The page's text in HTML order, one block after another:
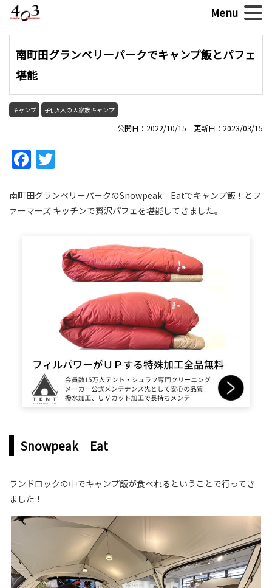
南町田グランベリーパークでキャンプ飯とパフェ
堪能
キャンプ 子供5人の大家族キャンプ
公開日：2022/10/15 更新日：2023/03/15
Facebook
南町田グランベリーパークのSnowpeak Eatでキャンプ飯！とフ
ァーマーズ キッチンで贅沢パフェを堪能してきました。
Snowpeak Eat
ランドロックの中でキャンプ飯が食べれるということで行ってき
ました！